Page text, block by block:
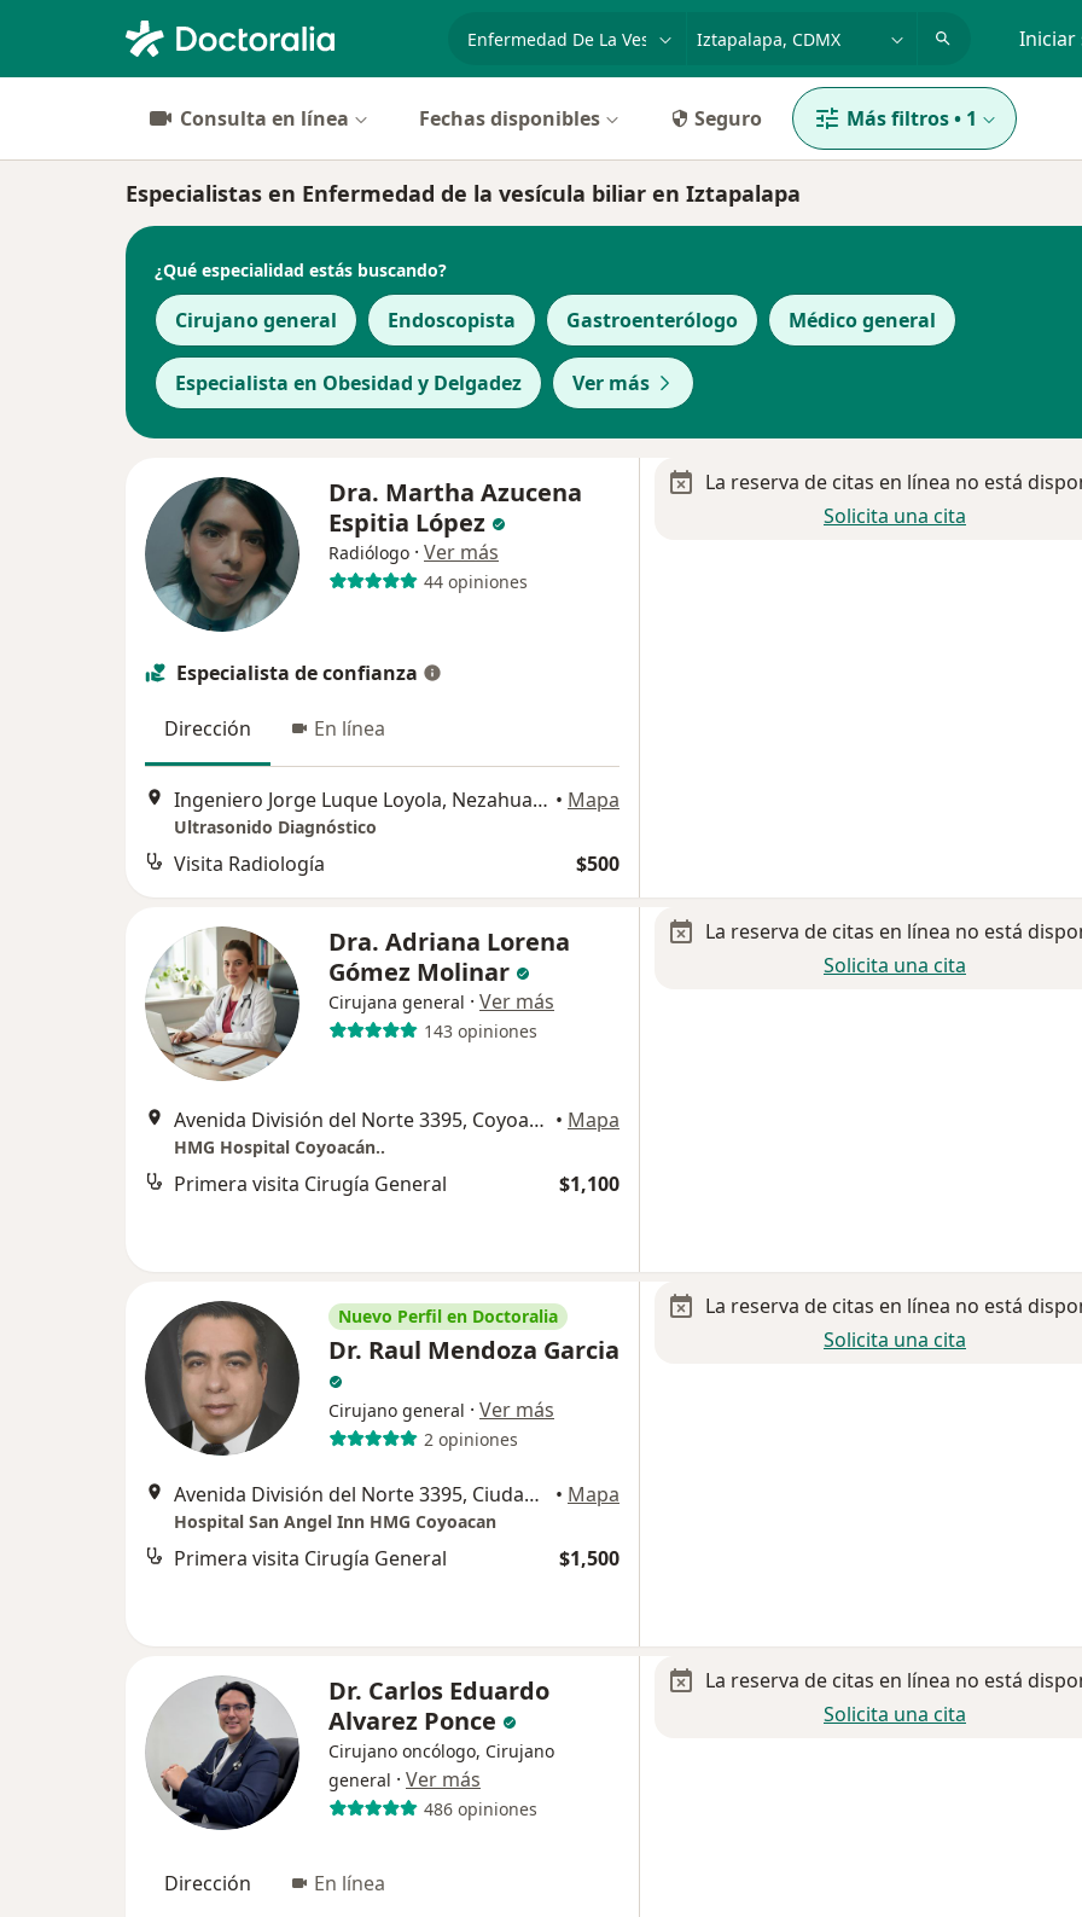
Iniciar
Consulta en línea Fechas disponibles Seguro Más filtros• 1
Especialistas en Enfermedad de la vesícula biliar en Iztapalapa
¿Qué especialidad estás buscando?
Cirujano general Endoscopista Gastroenterólogo Médico general
Especialista en Obesidad y Delgadez Ver más
Dra. Martha Azucena
Espitia López
Radiólogo · Ver más
44 opiniones
Especialista de confianza
Dirección En línea
Ingeniero Jorge Luque Loyola, Nezahualcóyotl • Mapa
Ultrasonido Diagnóstico
Visita Radiología $500
La reserva de citas en línea no está
Solicita una cita
Dra. Adriana Lorena
Gómez Molinar
Cirujana general · Ver más
143 opiniones
Avenida División del Norte 3395, Coyoacán • Mapa
HMG Hospital Coyoacán..
Primera visita Cirugía General $1,100
La reserva de citas en línea no está
Solicita una cita
Nuevo Perfil en Doctoralia
Dr. Raul Mendoza Garcia
Cirujano general · Ver más
2 opiniones
Avenida División del Norte 3395, Ciudad de México • Mapa
Hospital San Angel Inn HMG Coyoacan
Primera visita Cirugía General $1,500
La reserva de citas en línea no está
Solicita una cita
Dr. Carlos Eduardo
Alvarez Ponce
Cirujano oncólogo, Cirujano
general · Ver más
486 opiniones
Dirección En línea
La reserva de citas en línea no está
Solicita una cita